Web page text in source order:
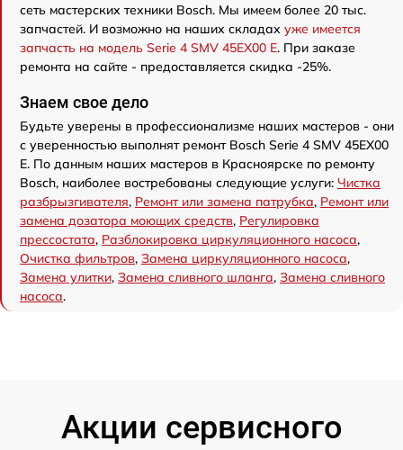
сеть мастерских техники Bosch. Мы имеем более 20 тыс.
запчастей. И возможно на наших складах уже имеется
запчасть на модель Serie 4 SMV 45EX00 E. При заказе
ремонта на сайте - предоставляется скидка -25%.
Знаем свое дело
Будьте уверены в профессионализме наших мастеров - они
с уверенностью выполнят ремонт Bosch Serie 4 SMV 45EX00
E. По данным наших мастеров в Красноярске по ремонту
Bosch, наиболее востребованы следующие услуги: Чистка
разбрызгивателя, Ремонт или замена патрубка, Ремонт или
замена дозатора моющих средств, Регулировка
прессостата, Разблокировка циркуляционного насоса,
Очистка фильтров, Замена циркуляционного насоса,
Замена улитки, Замена сливного шланга, Замена сливного
насоса.
Акции сервисного